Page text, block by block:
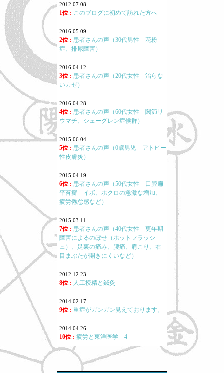
2012.07.08
1位 : このブログに初めて訪れた方へ
2016.05.09
2位 : 患者さんの声（30代男性 花粉
症、排尿障害）
2016.04.12
3位 : 患者さんの声（20代女性 治らな
いカゼ）
2016.04.28
4位 : 患者さんの声（60代女性 関節リ
ウマチ、シェーグレン症候群）
2015.06.04
5位 : 患者さんの声（0歳男児 アトピー
性皮膚炎）
2015.04.19
6位 : 患者さんの声（50代女性 口腔扁
平苔癬 イボ、ホクロの急激な増加、
疲労倦怠感など）
2015.03.11
7位 : 患者さんの声（40代女性 更年期
障害によるのぼせ（ホットフラッシ
ュ）、足裏の痛み、腰痛、肩こり、右
目まぶたが開きにくいなど）
2012.12.23
8位 : 人工授精と鍼灸
2014.02.17
9位 : 重症がガンガン見えております。
2014.04.26
10位 : 疲労と東洋医学 4